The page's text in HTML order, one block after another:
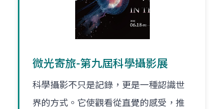
微光寄旅-第九屆科學攝影展
科學攝影不只是記錄，更是一種認識世
界的方式。它使觀看從直覺的感受，推